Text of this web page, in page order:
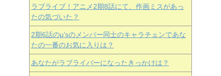
ラブライブ！アニメ2期8話にて、作画ミスがあっ
たの気づいた？
2期6話のμ’sのメンバー同士のキャラチェンであな
たの一番のお気に入りは？
あなたがラブライバーになったきっかけは？